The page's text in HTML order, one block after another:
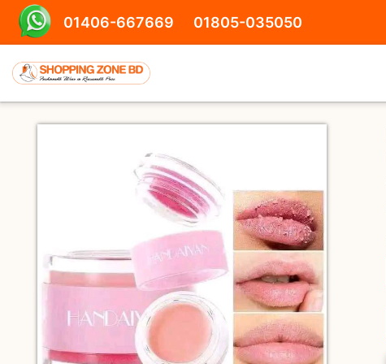
01406-667669 01805-035050